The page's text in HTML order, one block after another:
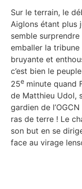
Sur le terrain, le
Aiglons étant plus
semble
emballer la
bruyante et
c’est bien le
25e minute quand
de Matthieu Udol,
gardien de
ras de terre ! Le
son but en se
face au virage